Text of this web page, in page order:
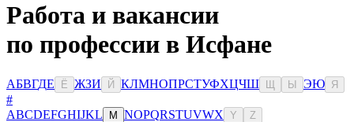
Работа и вакансии
по профессии в Исфане
АБВГДЕ Ё ЖЗИ Й КЛМНОПРСТУФХЦЧШ Ы ЭЮ Я
#
ABCDEFGHIJKL M NOPQRSTUVWX Y Z